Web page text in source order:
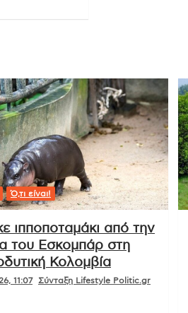
Ό,τι είναι!
ιπποποταμάκι από την
του Εσκομπάρ στη
Κολομβία
11:07 Σύνταξη Lifestyle Politic.gr